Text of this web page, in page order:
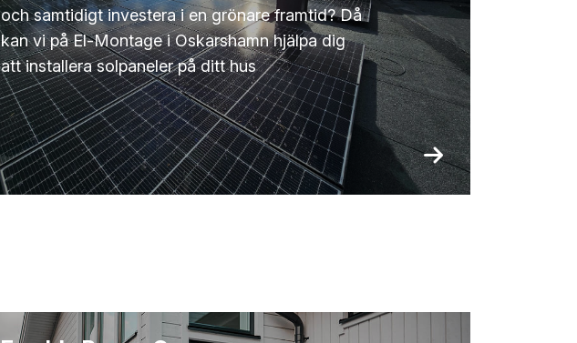
och samtidigt investera i en grönare framtid? Då
kan vi på El-Montage i Oskarshamn hjälpa dig
att installera solpaneler på ditt hus